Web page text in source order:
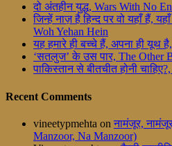
दो अंतहीन युद्ध, Wars With No
जिन्हें नाज़ है हिन्द पर वो यहाँ हैं,
Woh Yehan Hein
यह हमारे ही बच्चे हैं, अपना ही यूथ
‘सतलुज’ के उस पार, The Other
पाकिस्तान से बीतचीत होनी
Recent Comments
vineetypmehta on नामंजूर,
Manzoor, Na Manzoor)